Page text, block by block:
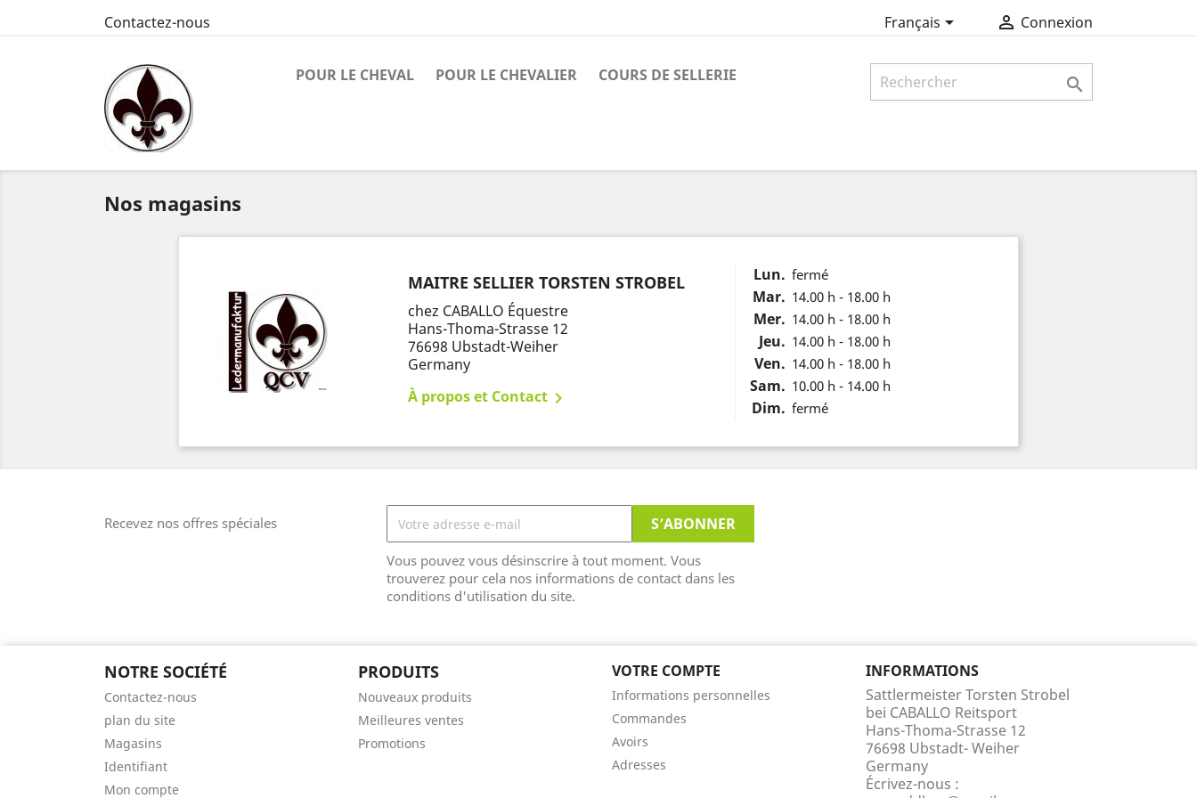
Contactez-nous Français  Connexion
POUR LE CHEVAL POUR LE CHEVALIER COURS DE SELLERIE 
Nos magasins
MAITRE SELLIER TORSTEN STROBEL
chez CABALLO Équestre
Hans-Thoma-Strasse 12
76698 Ubstadt-Weiher
Germany
À propos et Contact
Lun. fermé
Mar. 14.00 h - 18.00 h
Mer. 14.00 h - 18.00 h
Jeu. 14.00 h - 18.00 h
Ven. 14.00 h - 18.00 h
Sam. 10.00 h - 14.00 h
Dim. fermé
Recevez nos offres spéciales
Vous pouvez vous désinscrire à tout moment. Vous
trouverez pour cela nos informations de contact dans les
conditions d'utilisation du site.
NOTRE SOCIÉTÉ
Contactez-nous
plan du site
Magasins
Identifiant
Mon compte
PRODUITS
Nouveaux produits
Meilleures ventes
Promotions
VOTRE COMPTE
Informations personnelles
Commandes
Avoirs
Adresses
INFORMATIONS
Sattlermeister Torsten Strobel
bei CABALLO Reitsport
Hans-Thoma-Strasse 12
76698 Ubstadt- Weiher
Germany
Écrivez-nous :